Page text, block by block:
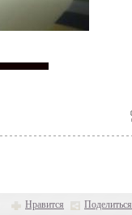
Нравится Поделиться